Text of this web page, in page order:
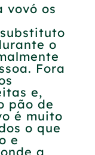
vovó os
o
Fora
e,
pão de
é muito
o que
e
a